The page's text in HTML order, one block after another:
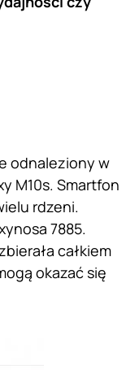
odnaleziony w
M10s. Smartfon
rdzeni.
7885.
całkiem
okazać się